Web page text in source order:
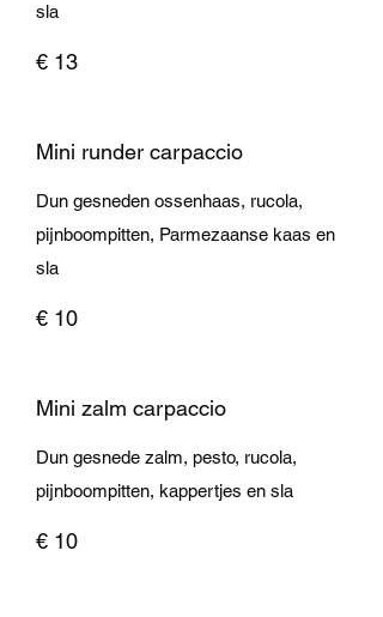
sla
€ 13
Mini runder carpaccio
Dun gesneden ossenhaas, rucola,
pijnboompitten, Parmezaanse kaas en
sla
€ 10
Mini zalm carpaccio
Dun gesnede zalm, pesto, rucola,
pijnboompitten, kappertjes en sla
€ 10